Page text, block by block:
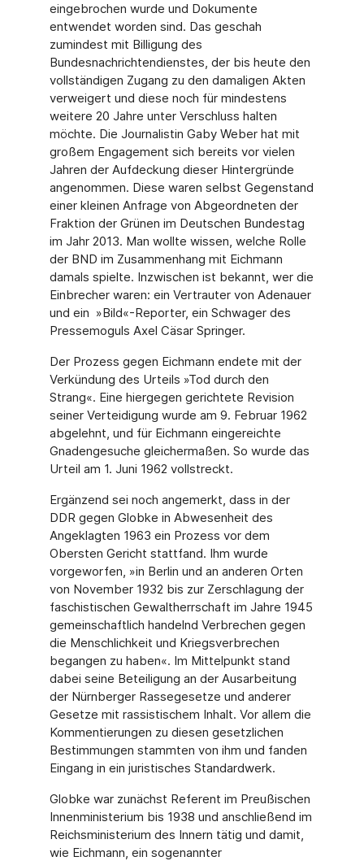
eingebrochen wurde und Dokumente
entwendet worden sind. Das geschah
zumindest mit Billigung des
Bundesnachrichtendienstes, der bis heute den
vollständigen Zugang zu den damaligen Akten
verweigert und diese noch für mindestens
weitere 20 Jahre unter Verschluss halten
möchte. Die Journalistin Gaby Weber hat mit
großem Engagement sich bereits vor vielen
Jahren der Aufdeckung dieser Hintergründe
angenommen. Diese waren selbst Gegenstand
einer kleinen Anfrage von Abgeordneten der
Fraktion der Grünen im Deutschen Bundestag
im Jahr 2013. Man wollte wissen, welche Rolle
der BND im Zusammenhang mit Eichmann
damals spielte. Inzwischen ist bekannt, wer die
Einbrecher waren: ein Vertrauter von Adenauer
und ein »Bild«-Reporter, ein Schwager des
Pressemoguls Axel Cäsar Springer.
Der Prozess gegen Eichmann endete mit der
Verkündung des Urteils »Tod durch den
Strang«. Eine hiergegen gerichtete Revision
seiner Verteidigung wurde am 9. Februar 1962
abgelehnt, und für Eichmann eingereichte
Gnadengesuche gleichermaßen. So wurde das
Urteil am 1. Juni 1962 vollstreckt.
Ergänzend sei noch angemerkt, dass in der
DDR gegen Globke in Abwesenheit des
Angeklagten 1963 ein Prozess vor dem
Obersten Gericht stattfand. Ihm wurde
vorgeworfen, »in Berlin und an anderen Orten
von November 1932 bis zur Zerschlagung der
faschistischen Gewaltherrschaft im Jahre 1945
gemeinschaftlich handelnd Verbrechen gegen
die Menschlichkeit und Kriegsverbrechen
begangen zu haben«. Im Mittelpunkt stand
dabei seine Beteiligung an der Ausarbeitung
der Nürnberger Rassegesetze und anderer
Gesetze mit rassistischem Inhalt. Vor allem die
Kommentierungen zu diesen gesetzlichen
Bestimmungen stammten von ihm und fanden
Eingang in ein juristisches Standardwerk.
Globke war zunächst Referent im Preußischen
Innenministerium bis 1938 und anschließend im
Reichsministerium des Innern tätig und damit,
wie Eichmann, ein sogenannter